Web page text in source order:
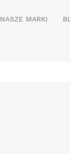
NASZE MARKI